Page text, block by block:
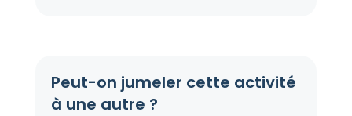
Peut-on jumeler cette activité
à une autre ?